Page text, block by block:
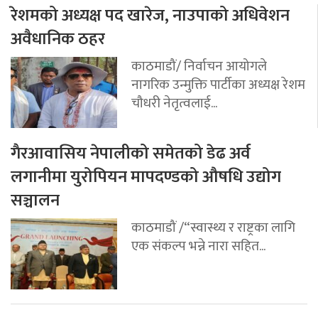
रेशमको अध्यक्ष पद खारेज, नाउपाको अधिवेशन
अवैधानिक ठहर
काठमाडौं/ निर्वाचन आयोगले
नागरिक उन्मुक्ति पार्टीका अध्यक्ष रेशम
चौधरी नेतृत्वलाई...
गैरआवासिय नेपालीको समेतको डेढ अर्व
लगानीमा युरोपियन मापदण्डको औषधि उद्योग
सञ्चालन
काठमाडौं /“स्वास्थ्य र राष्ट्रका लागि
एक संकल्प भन्ने नारा सहित...